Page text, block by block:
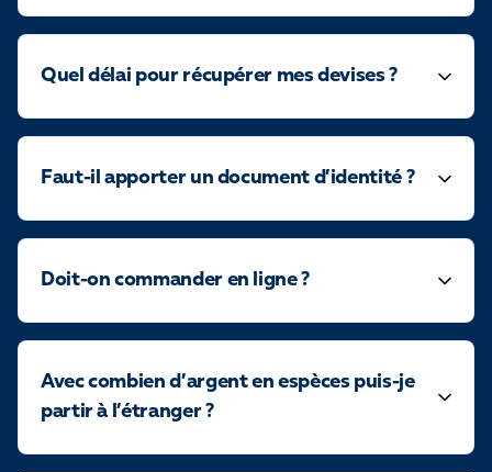
Quel délai pour récupérer mes devises ?
Faut-il apporter un document d’identité ?
Doit-on commander en ligne ?
Avec combien d’argent en espèces puis-je
partir à l’étranger ?